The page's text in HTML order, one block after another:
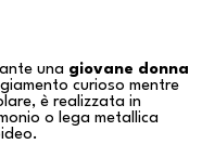
una giovane donna
curioso mentre
è realizzata in
o lega metallica